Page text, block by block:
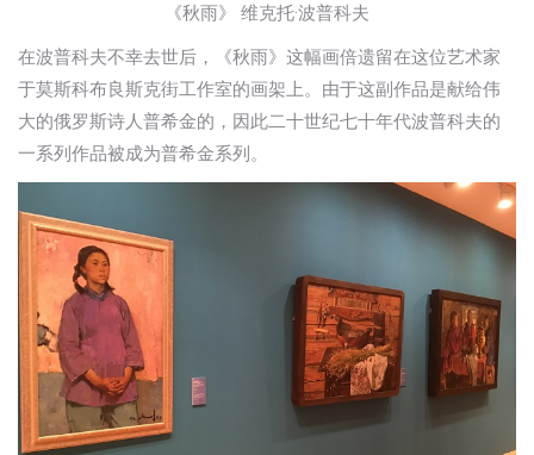
《秋雨》 维克托·波普科夫
在波普科夫不幸去世后，《秋雨》这幅画倍遗留在这位艺术家
于莫斯科布良斯克街工作室的画架上。由于这副作品是献给伟
大的俄罗斯诗人普希金的，因此二十世纪七十年代波普科夫的
一系列作品被成为普希金系列。